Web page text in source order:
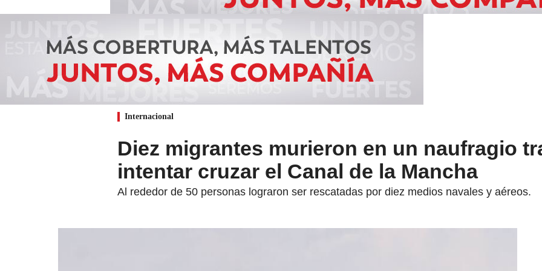
Internacional
Diez migrantes murieron en un naufragio
intentar cruzar el Canal de la Mancha
Al rededor de 50 personas lograron ser rescatadas por diez medios navales y aéreos.